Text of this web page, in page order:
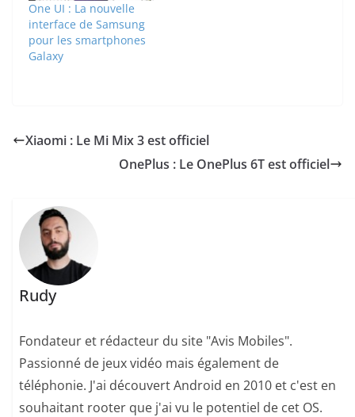
One UI : La nouvelle
interface de Samsung
pour les smartphones
Galaxy
Xiaomi : Le Mi Mix 3 est officiel
OnePlus : Le OnePlus 6T est officiel
Rudy
Fondateur et rédacteur du site "Avis Mobiles".
Passionné de jeux vidéo mais également de
téléphonie. J'ai découvert Android en 2010 et c'est en
souhaitant rooter que j'ai vu le potentiel de cet OS.